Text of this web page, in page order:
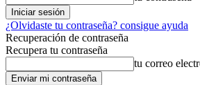
¿Olvidaste tu contraseña? consigue ayuda
Recuperación de contraseña
Recupera tu contraseña
tu correo